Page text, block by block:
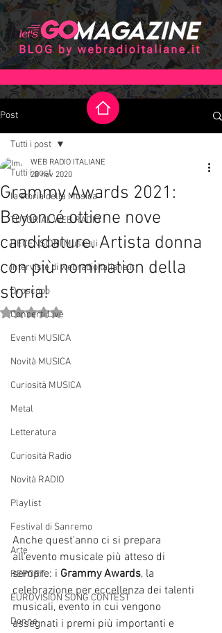
Post
Tutti i post
la storia della Musica
TUTORIAL WEB RADIO
RECENSIONI Musicali
Interviste di webradioitaliane.it
Oroscopo
Concerti Live
Eventi MUSICA
Novità MUSICA
Curiosità MUSICA
Metal
Letteratura
Curiosità Radio
Novità RADIO
Playlist
Festival di Sanremo
Arte
REPORT
EUROVISION SONG CONTEST
Donne
Tutti i post
Grammy Awards 2021:
Beyoncé ottiene nove
candidature. Artista donna
con più nomination della
storia!
WEB RADIO ITALIANE
28 nov 2020
Valutazione NaN stelle su 5.
Anche quest'anno ci si prepara
all'evento musicale più atteso di
sempre: i Grammy Awards, la
celebrazione per eccellenza dei talenti
musicali, evento in cui vengono
assegnati i premi più importanti e